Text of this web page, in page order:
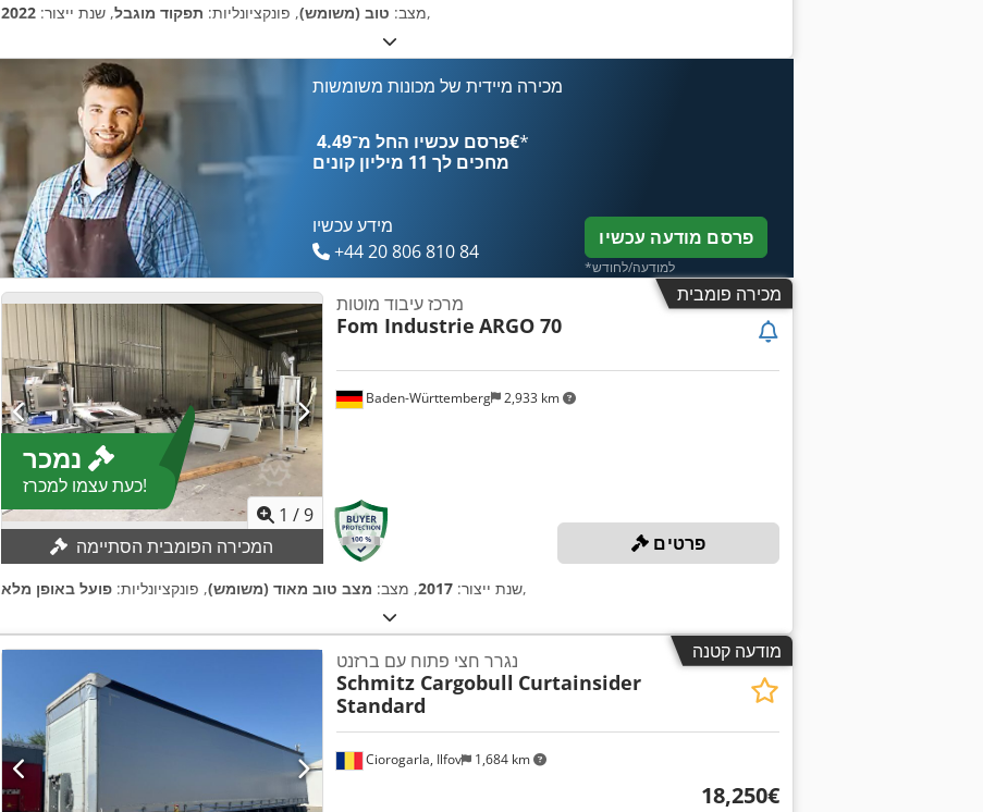
מצב: טוב (משומש), פונקציונליות: תפקוד מוגבל, שנת ייצור: 2022 ,
מכירה מיידית של מכונות משומשות
פרסם עכשיו החל מ־‏4.49 ‏€*
מחכים לך 11 מיליון קונים
מידע עכשיו
+44 20 806 810 84
פרסם מודעה עכשיו
*למודעה/לחודש
מכירה פומבית
כעת עצמו למכרז!
1 /9
המכירה הפומבית הסתיימה
Baden-Württemberg 2,933 km
מרכז עיבוד מוטות
Fom Industrie ARGO 70
פרטים
שנת ייצור: 2017, מצב: מצב טוב מאוד (משומש), פונקציונליות: פועל באופן מלא ,
מודעה קטנה
Ciorogarla, Ilfov 1,684 km
נגרר חצי פתוח עם ברזנט
Schmitz Cargobull Curtainsider
Standard
‏18,250 ‏€